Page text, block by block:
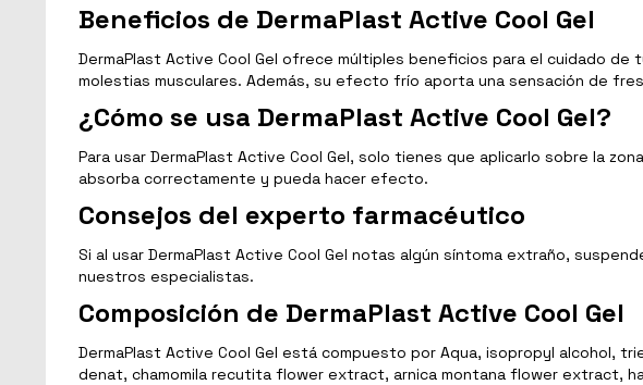
Beneficios de DermaPlast Active Cool Gel
DermaPlast Active Cool Gel ofrece múltiples beneficios para el cuidado
molestias musculares. Además, su efecto frío aporta una sensación de
¿Cómo se usa DermaPlast Active Cool Gel?
Para usar DermaPlast Active Cool Gel, solo tienes que aplicarlo sobre la
absorba correctamente y pueda hacer efecto.
Consejos del experto farmacéutico
Si al usar DermaPlast Active Cool Gel notas algún síntoma extraño,
nuestros especialistas.
Composición de DermaPlast Active Cool Gel
DermaPlast Active Cool Gel está compuesto por Aqua, isopropyl alcohol,
denat, chamomila recutita flower extract, arnica montana flower extract,